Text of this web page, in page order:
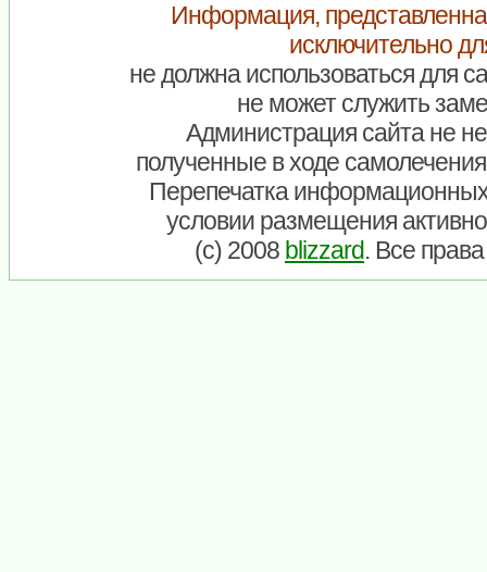
Информация,
исключительно
не должна использоваться для
не может служить
Администрация сайта не
полученные в ходе
Перепечатка
условии размещения
(c) 2008 blizzard. Все